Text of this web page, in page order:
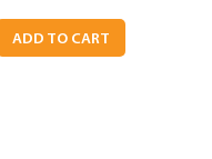
ADD TO CART